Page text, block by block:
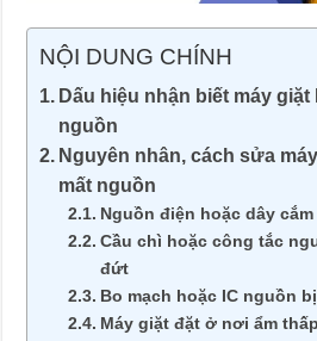
NỘI DUNG CHÍNH
Dấu hiệu nhận biết máy
nguồn
Nguyên nhân, cách sửa
mất nguồn
Nguồn điện hoặc dây
Cầu chì hoặc công tắc
đứt
Bo mạch hoặc IC nguồn
Máy giặt đặt ở nơi ẩm